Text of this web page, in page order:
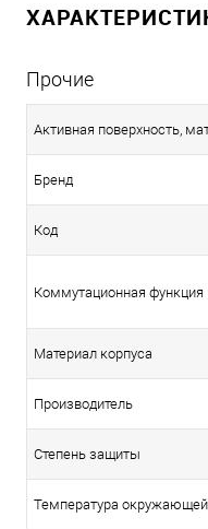
Прочие
Активная поверхность,
Бренд
Код
Коммутационная функция
Материал корпуса
Производитель
Степень защиты
Температура